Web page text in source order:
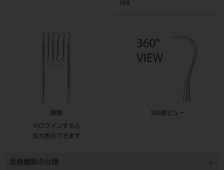
169
画像
※ログインすると
拡大表示できます
360度ビュー
医療機器の分類